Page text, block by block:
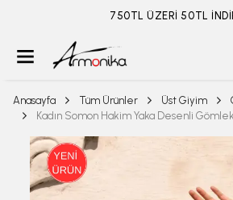
ÜYELİKSİZ SİPARİŞ İADE
Anasayfa Tüm Ürünler Üst Giyim
Kadın Somon Hakim Yaka Desenli